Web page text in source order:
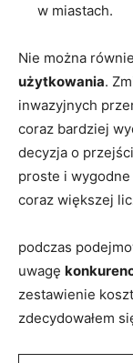
w miastach.
Nie można
‌użytkowania.
inwazyjnych
coraz bardziej
decyzja o
proste i
‌coraz większej
podczas
uwagę
zestawienie
zdecydowałem